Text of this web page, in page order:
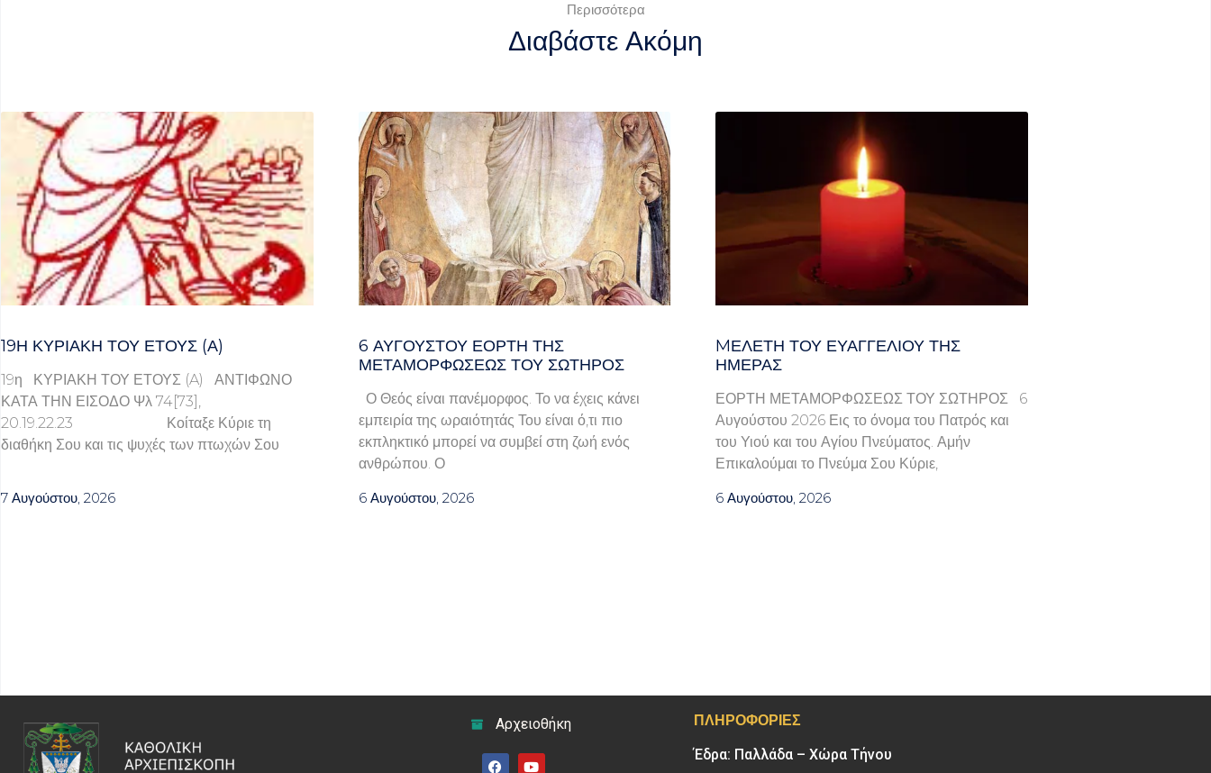
Περισσότερα
Διαβάστε Ακόμη
19Η ΚΥΡΙΑΚΉ ΤΟΥ ΈΤΟΥΣ (Α)
19η ΚΥΡΙΑΚΗ ΤΟΥ ΕΤΟΥΣ (A) ΑΝΤΙΦΩΝΟ
ΚΑΤΑ ΤΗΝ ΕΙΣΟΔΟ Ψλ 74[73],
20.19.22.23 Κοίταξε Κύριε τη
διαθήκη Σου και τις ψυχές των πτωχών Σου
7 Αυγούστου, 2026
6 ΑΥΓΟΥΣΤΟΥ ΕΟΡΤΗ ΤΗΣ
ΜΕΤΑΜΟΡΦΩΣΕΩΣ ΤΟΥ ΣΩΤΗΡΟΣ
Ο Θεός είναι πανέμορφος. Το να έχεις κάνει
εμπειρία της ωραιότητάς Του είναι ό,τι πιο
εκπληκτικό μπορεί να συμβεί στη ζωή ενός
ανθρώπου. Ο
6 Αυγούστου, 2026
MΕΛΈΤΗ ΤΟΥ ΕΥΑΓΓΕΛΊΟΥ ΤΗΣ
ΗΜΈΡΑΣ
ΕΟΡΤΗ ΜΕΤΑΜΟΡΦΩΣΕΩΣ ΤΟΥ ΣΩΤΗΡΟΣ 6
Αυγούστου 2026 Εις το όνομα του Πατρός και
του Υιού και του Αγίου Πνεύματος. Αμήν
Επικαλούμαι το Πνεύμα Σου Κύριε,
6 Αυγούστου, 2026
Αρχειοθήκη
ΠΛΗΡΟΦΟΡΊΕΣ
Έδρα: Παλλάδα – Χώρα Τήνου